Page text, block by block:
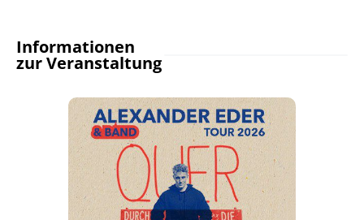
Informationen
zur Veranstaltung